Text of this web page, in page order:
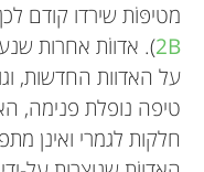
מטיפּוֹת שירדו קודם
2B). אדווֹת אחרות
על האדוות החדשות,
טיפה נופלת פנימה,
חלקות לגמרי ואינן